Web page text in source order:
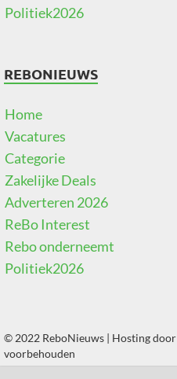
Politiek2026
REBONIEUWS
Home
Vacatures
Categorie
Zakelijke Deals
Adverteren 2026
ReBo Interest
Rebo onderneemt
Politiek2026
© 2022 ReboNieuws | Hosting door
voorbehouden